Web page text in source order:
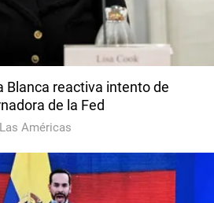
Blanca reactiva intento de
de la Fed
Américas